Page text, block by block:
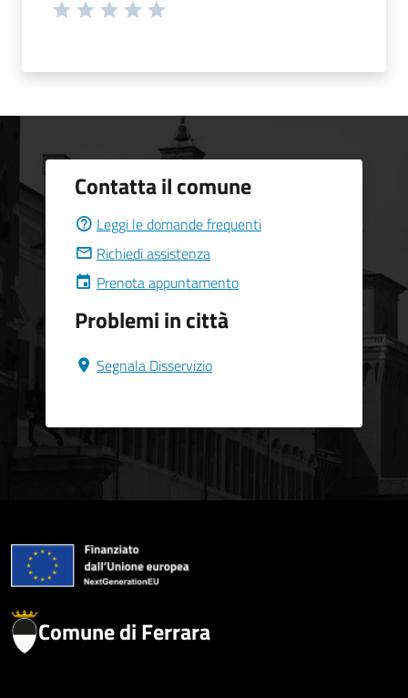
Contatta il comune
Leggi le domande frequenti
Richiedi assistenza
Prenota appuntamento
Problemi in città
Segnala Disservizio
Comune di Ferrara